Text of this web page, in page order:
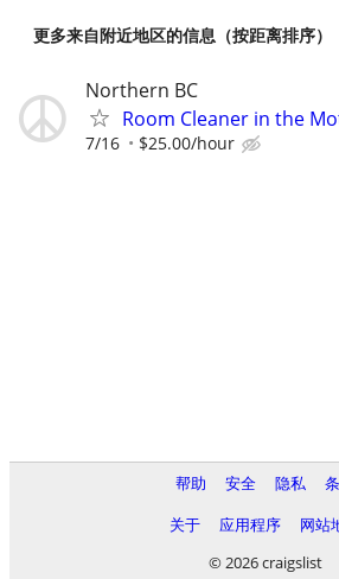
更多来自附近地区的信息（按距离排序）
Northern BC
Room Cleaner in the
7/16 $25.00/hour
帮助 安全 隐私
关于
应用程序
网站
© 2026 craigslist